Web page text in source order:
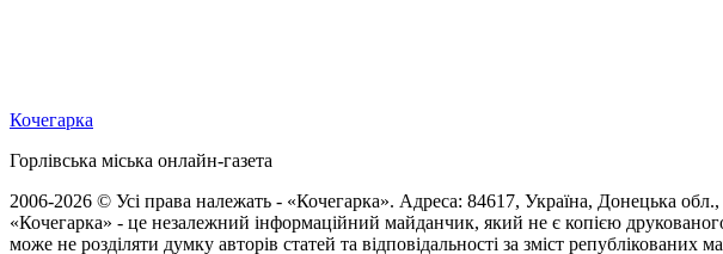
Кочегарка
Горлівська міська онлайн-газета
2006-2026 © Усі права належать - «Кочегарка». Адреса: 84617, Україна, Донецька
«Кочегарка» - це незалежний інформаційний майданчик, який не є копією
може не розділяти думку авторів статей та відповідальності за зміст